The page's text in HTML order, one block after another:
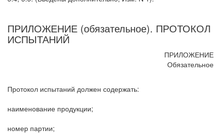
ПРИЛОЖЕНИЕ (обязательное). ПРОТОКОЛ
ИСПЫТАНИЙ
ПРИЛОЖЕНИЕ
Обязательное
Протокол испытаний должен содержать:
наименование продукции;
номер партии;